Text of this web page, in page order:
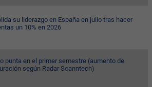
su liderazgo en España en julio tras hacer
un 10% en 2026
punta en el primer semestre (aumento de
según Radar Scanntech)